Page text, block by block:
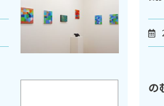
の